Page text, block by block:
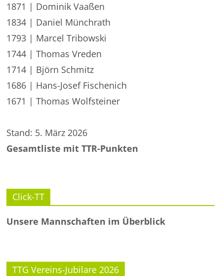
1871 | Dominik Vaaßen
1834 | Daniel Münchrath
1793 | Marcel Tribowski
1744 | Thomas Vreden
1714 | Björn Schmitz
1686 | Hans-Josef Fischenich
1671 | Thomas Wolfsteiner
Stand: 5. März 2026
Gesamtliste mit TTR-Punkten
Click-TT
Unsere Mannschaften im Überblick
TTG Vereins-Jubilare 2026